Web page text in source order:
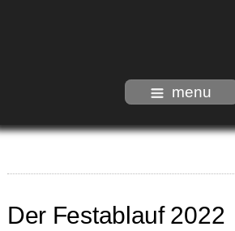
menu
Der Festablauf 2022